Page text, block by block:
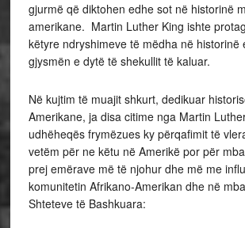
gjurmë që diktohen edhe sot në historinë
amerikane. Martin Luther King ishte
këtyre ndryshimeve të mëdha në historinë
gjysmën e dytë të shekullit të kaluar.
Në kujtim të muajit shkurt, dedikuar
Amerikane, ja disa citime nga Martin
udhëheqës frymëzues ky përqafimit të
vetëm për ne këtu në Amerikë por për
prej emërave më të njohur dhe më me
komunitetin Afrikano-Amerikan dhe në
Shteteve të Bashkuara: